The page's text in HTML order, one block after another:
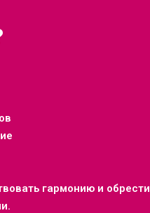
гармонию и обрести